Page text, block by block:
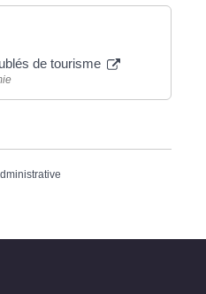
de tourisme